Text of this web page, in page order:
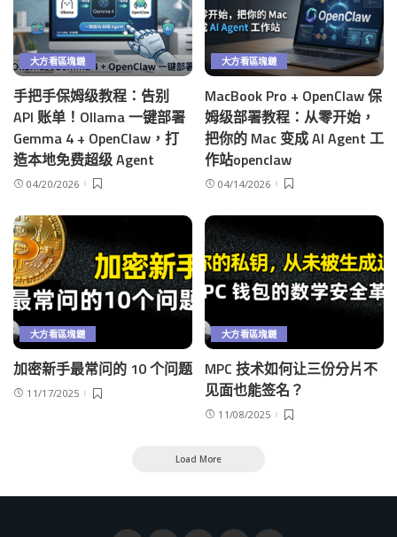
大方看區塊鏈
手把手保姆级教程：告别
API 账单！Ollama 一键部署
Gemma 4 + OpenClaw，打
造本地免费超级 Agent
04/20/2026
大方看區塊鏈
MacBook Pro + OpenClaw 保
姆级部署教程：从零开始，
把你的 Mac 变成 AI Agent 工
作站openclaw
04/14/2026
大方看區塊鏈
加密新手最常问的 10 个问题
11/17/2025
大方看區塊鏈
MPC 技术如何让三份分片不
见面也能签名？
11/08/2025
Load More